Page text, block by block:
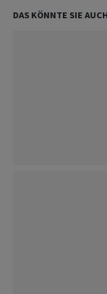
DAS KÖNNTE SIE